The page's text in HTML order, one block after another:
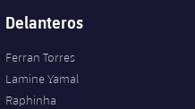
Delanteros
Ferran Torres
Lamine Yamal
Raphinha